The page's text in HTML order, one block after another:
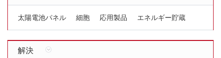
太陽電池パネル 細胞 応用製品 エネルギー貯蔵
解決